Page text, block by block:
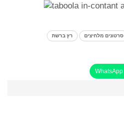
סרטונים מלחיצים רץ ברשת
WhatsApp